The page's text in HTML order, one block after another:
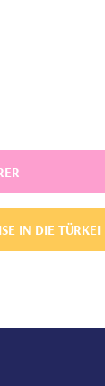
IN DIE TÜRKEI